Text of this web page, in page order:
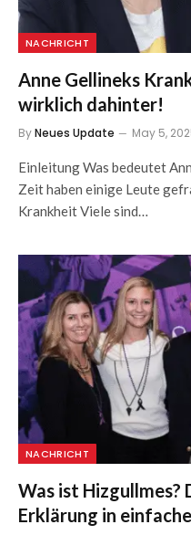
NACHRICHT
Anne Gellineks
wirklich dahinter!
ByNeues Update May 5,
Einleitung Was bedeutet
Zeit haben einige Leute
Krankheit Viele sind…
NACHRICHT
Was ist Hizgullmes?
Erklärung in